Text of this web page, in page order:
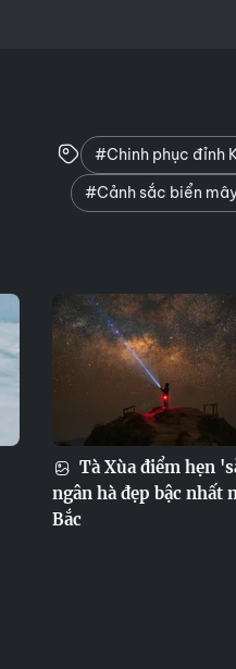
#Chinh phục đỉnh
#Cảnh sắc biển
Tà Xùa điểm hẹn
ngân hà đẹp bậc nhất
Bắc